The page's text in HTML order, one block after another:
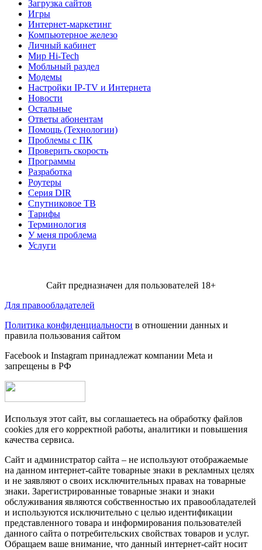
Загрузка сайтов
Игры
Интернет-маркетинг
Компьютерное железо
Личный кабинет
Мир Hi-Tech
Мобльный раздел
Модемы
Настройки IP-TV и Интернета
Новости
Остальные
Ответы абонентам
Помощь (Технологии)
Проблемы с ПК
Проверить скорость
Программы
Разработка
Роутеры
Серия DIR
Спутниковое ТВ
Тарифы
Терминология
У меня проблема
Услуги
Сайт предназначен для пользователей 18+
Для правообладателей
Политика конфиденциальности в отношении данных и
правила пользования сайтом
Facebook и Instagram принадлежат компании Metа и
запрещены в РФ
Используя этот сайт, вы соглашаетесь на обработку файлов
cookies для его корректной работы, аналитики и повышения
качества сервиса.
Сайт и администратор сайта – не используют отображаемые
на данном интернет-сайте товарные знаки в рекламных целях
и не заявляют о своих исключительных правах на товарные
знаки. Зарегистрированные товарные знаки и знаки
обслуживания являются собственностью их правообладателей
и используются исключительно с целью идентификации
представленного товара и информирования пользователей
данного сайта о потребительских свойствах товаров и услуг.
Обращаем ваше внимание, что данный интернет-сайт носит